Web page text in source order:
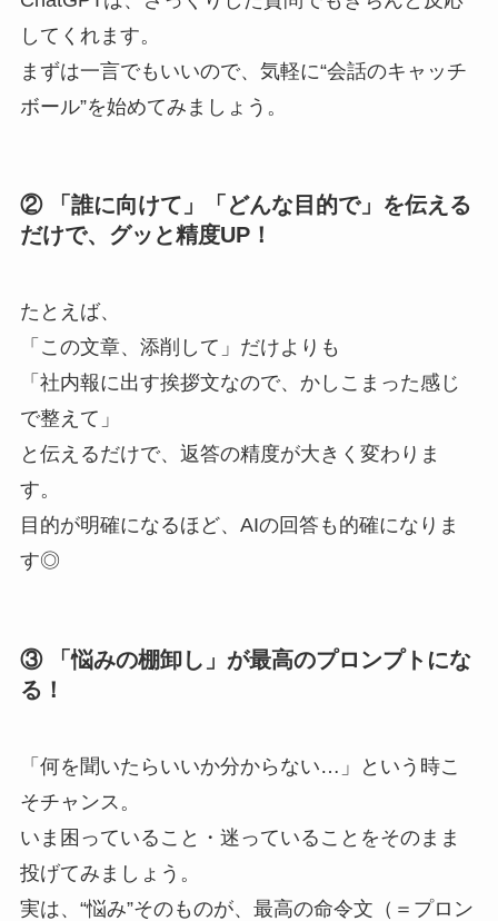
してくれます。
まずは一言でもいいので、気軽に“会話のキャッチ
ボール”を始めてみましょう。
② 「誰に向けて」「どんな目的で」を伝える
だけで、グッと精度UP！
たとえば、
「この文章、添削して」だけよりも
「社内報に出す挨拶文なので、かしこまった感じ
で整えて」
と伝えるだけで、返答の精度が大きく変わりま
す。
目的が明確になるほど、AIの回答も的確になりま
す◎
③ 「悩みの棚卸し」が最高のプロンプトにな
る！
「何を聞いたらいいか分からない…」という時こ
そチャンス。
いま困っていること・迷っていることをそのまま
投げてみましょう。
実は、“悩み”そのものが、最高の命令文（＝プロン